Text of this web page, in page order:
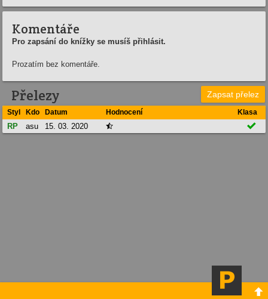
Komentáře
Pro zapsání do knížky se musíš přihlásit.
Prozatím bez komentáře.
Přelezy Zapsat přelez
Styl Kdo Datum Hodnocení Klasa
RP asu 15. 03. 2020  
